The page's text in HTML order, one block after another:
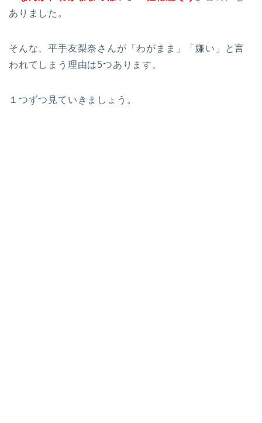
ありました。
そんな、平手友梨奈さんが「わがまま」「嫌い」と言
われてしまう理由は5つあります。
１つずつ見ていきましょう。